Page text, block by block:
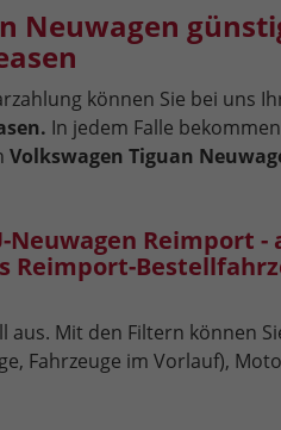
Neuwagen
können Sie bei uns
In jedem Falle
Volkswagen Tiguan
Neuwagen Reimport -
Reimport-
aus. Mit den Filtern können
Fahrzeuge im Vorlauf),